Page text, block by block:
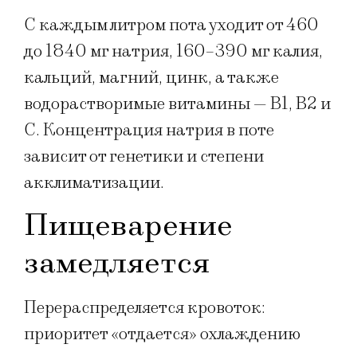
С каждым литром пота уходит от 460
до 1840 мг натрия, 160–390 мг калия,
кальций, магний, цинк, а также
водорастворимые витамины — B1, B2 и
C. Концентрация натрия в поте
зависит от генетики и степени
акклиматизации.
Пищеварение
замедляется
Перераспределяется кровоток:
приоритет «отдается» охлаждению